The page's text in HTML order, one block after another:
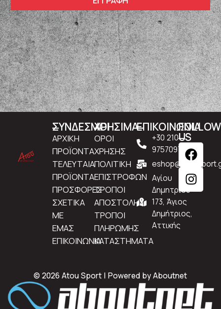
ΣΥΝΔΕΣΜΟΙ
ΑΡΧΙΚΗ
ΠΡΟΪΟΝΤΑ
ΤΕΛΕΥΤΑΙΑ
ΠΡΟΪΟΝΤΑ
ΠΡΟΣΦΟΡΕΣ
ΣΧΕΤΙΚΑ
ΜΕ
ΕΜΑΣ
ΕΠΙΚΟΙΝΩΝΙΑ
ΧΡΗΣΙΜΑ
ΟΡΟΙ
ΧΡΗΣΗΣ
ΠΟΛΙΤΙΚΗ
ΕΠΙΣΤΡΟΦΩΝ
ΤΡΟΠΟΙ
ΑΠΟΣΤΟΛΗΣ
ΤΡΟΠΟΙ
ΠΛΗΡΩΜΗΣ
ΚΑΤΑΣΤΗΜΑΤΑ
ΕΠΙΚΟΙΝΩΝΙΑ
+30 210
9757097
Αγίου
Δημητρίου
173, Άγιος
Δημήτριος,
Αττικής
FOLLOW
US
© 2026 Atou Sport | Powered byAboutnet